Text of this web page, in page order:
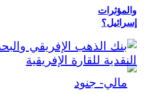
إسرائيل؟
والمؤثرات